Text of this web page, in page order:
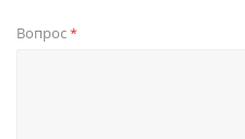
Вопрос*